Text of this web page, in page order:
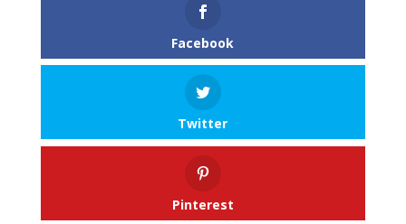
Facebook
Twitter
Pinterest